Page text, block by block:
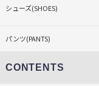
シューズ(SHOES)
パンツ(PANTS)
CONTENTS